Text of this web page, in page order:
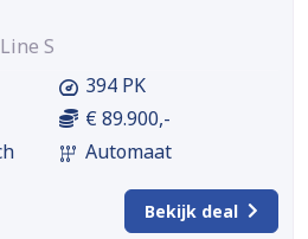
S
394 PK
€ 89.900,-
Automaat
Bekijk deal